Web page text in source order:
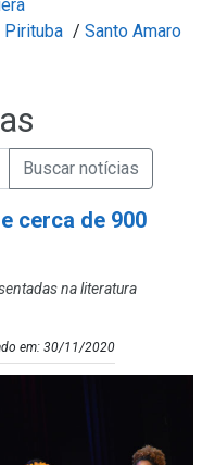
Pirituba / Santo Amaro
Notícias
Enviar a Busca de Notícias
cerca de 900
na literatura
em: 30/11/2020